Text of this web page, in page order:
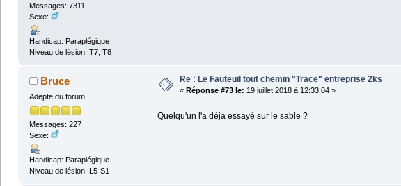
Messages: 7311
Sexe:
Handicap: Paraplégique
Niveau de lésion: T7, T8
Bruce
Adepte du forum
Messages: 227
Sexe:
Handicap: Paraplégique
Niveau de lésion: L5-S1
Re : Le Fauteuil tout chemin "Trace" entreprise 2ks
« Réponse #73 le: 19 juillet 2018 à 12:33:04 »
Quelqu'un l'a déjà essayé sur le sable ?